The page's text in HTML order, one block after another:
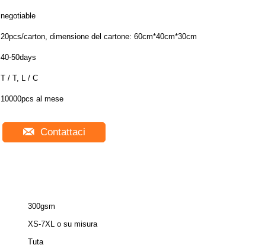
negotiable
20pcs/carton, dimensione del cartone: 60cm*40cm*30cm
40-50days
T / T, L / C
10000pcs al mese
Contattaci
300gsm
XS-7XL o su misura
Tuta